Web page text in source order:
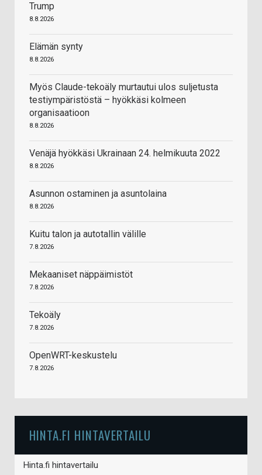
Trump
8.8.2026
Elämän synty
8.8.2026
Myös Claude-tekoäly murtautui ulos suljetusta
testiympäristöstä – hyökkäsi kolmeen
organisaatioon
8.8.2026
Venäjä hyökkäsi Ukrainaan 24. helmikuuta 2022
8.8.2026
Asunnon ostaminen ja asuntolaina
8.8.2026
Kuitu talon ja autotallin välille
7.8.2026
Mekaaniset näppäimistöt
7.8.2026
Tekoäly
7.8.2026
OpenWRT-keskustelu
7.8.2026
HINTA.FI HINTAVERTAILU
Hinta.fi hintavertailu